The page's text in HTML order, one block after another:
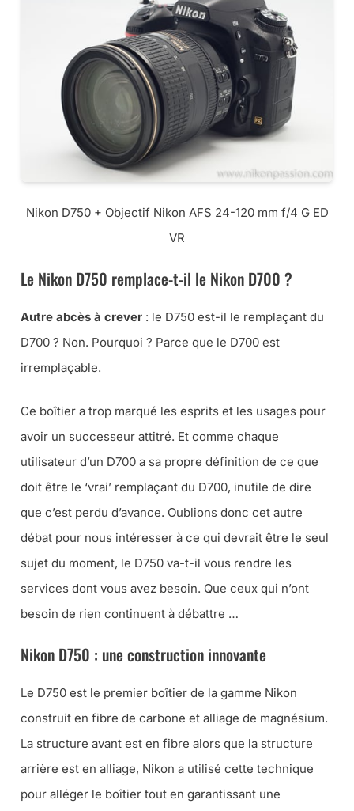
Nikon D750 + Objectif Nikon AFS 24-120 mm f/4 G ED
VR
Le Nikon D750 remplace-t-il le Nikon D700 ?
Autre abcès à crever : le D750 est-il le remplaçant du
D700 ? Non. Pourquoi ? Parce que le D700 est
irremplaçable.
Ce boîtier a trop marqué les esprits et les usages pour
avoir un successeur attitré. Et comme chaque
utilisateur d’un D700 a sa propre définition de ce que
doit être le ‘vrai’ remplaçant du D700, inutile de dire
que c’est perdu d’avance. Oublions donc cet autre
débat pour nous intéresser à ce qui devrait être le seul
sujet du moment, le D750 va-t-il vous rendre les
services dont vous avez besoin. Que ceux qui n’ont
besoin de rien continuent à débattre …
Nikon D750 : une construction innovante
Le D750 est le premier boîtier de la gamme Nikon
construit en fibre de carbone et alliage de magnésium.
La structure avant est en fibre alors que la structure
arrière est en alliage, Nikon a utilisé cette technique
pour alléger le boîtier tout en garantissant une